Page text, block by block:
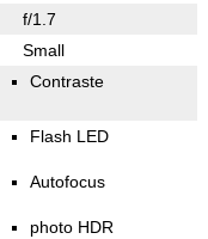
f/1.7
Small
Contraste
Flash LED
Autofocus
photo HDR